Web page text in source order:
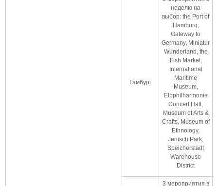
Гамбург
неделю на
выбор: the Port of
Hamburg,
Gateway to
Germany, Miniatur
Wunderland, the
Fish Market,
International
Maritime
Museum,
Elbphilharmonie
Concert Hall,
Museum of Arts &
Crafts, Museum of
Ethnology,
Jenisch Park,
Speicherstadt
Warehouse
District
3 мероприятия в